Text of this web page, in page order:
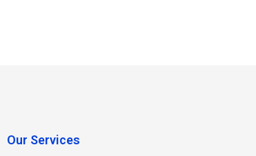
Our Services